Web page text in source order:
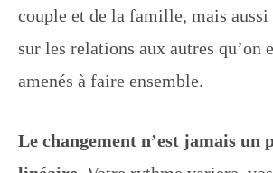
couple et de la famille, mais
sur les relations aux autres qu’on
amenés à faire ensemble.
Le changement n’est jamais un